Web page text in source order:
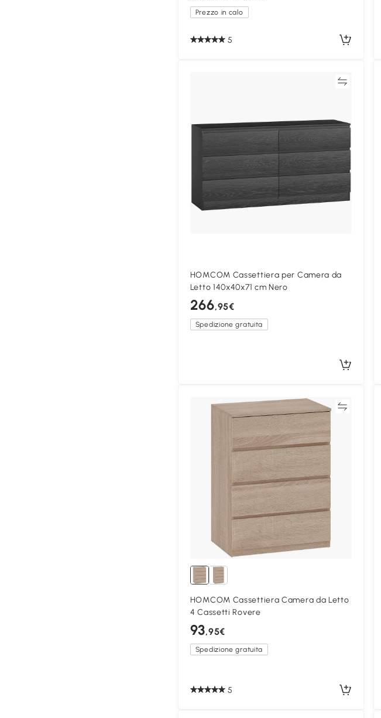
Prezzo in calo
5
HOMCOM Cassettiera per Camera da
Letto 140x40x71 cm Nero
266,95€
Spedizione gratuita
Confronta
HOMCOM Cassettiera Camera da Letto
4 Cassetti Rovere
93,95€
Spedizione gratuita
5